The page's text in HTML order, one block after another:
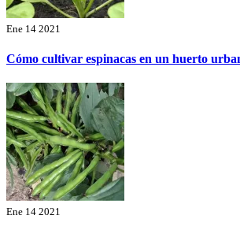
Ene 14 2021
Cómo cultivar espinacas en un huerto
Ene 14 2021